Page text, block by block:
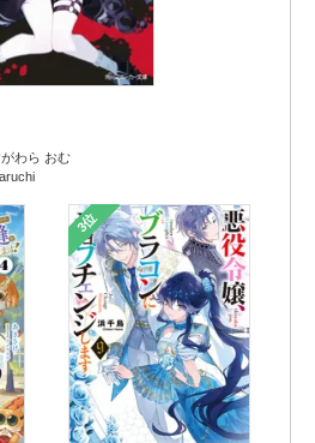
わら おむ
3位